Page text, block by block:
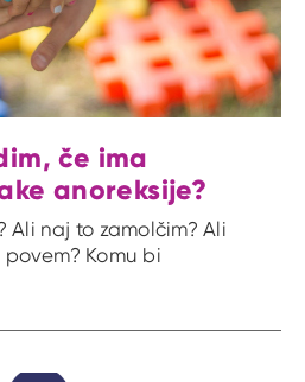
če ima
anoreksije?
Ali naj to zamolčim? Ali
Komu bi